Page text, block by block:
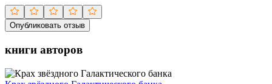
Опубликовать отзыв
книги авторов